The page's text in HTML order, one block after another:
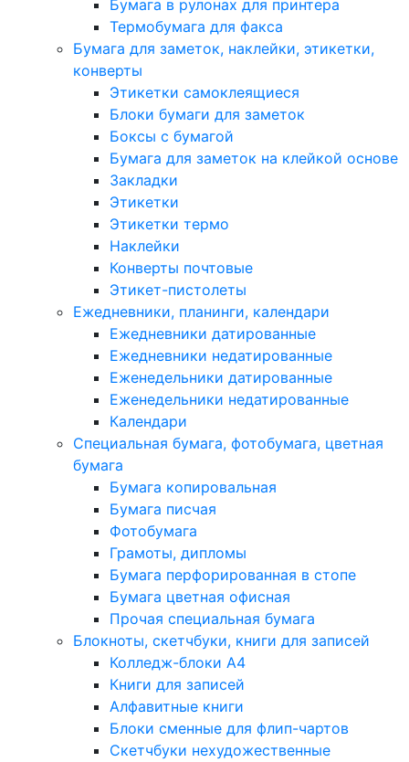
Бумага в рулонах для принтера
Термобумага для факса
Бумага для заметок, наклейки, этикетки,
конверты
Этикетки самоклеящиеся
Блоки бумаги для заметок
Боксы с бумагой
Бумага для заметок на клейкой основе
Закладки
Этикетки
Этикетки термо
Наклейки
Конверты почтовые
Этикет-пистолеты
Ежедневники, планинги, календари
Ежедневники датированные
Ежедневники недатированные
Еженедельники датированные
Еженедельники недатированные
Календари
Специальная бумага, фотобумага, цветная
бумага
Бумага копировальная
Бумага писчая
Фотобумага
Грамоты, дипломы
Бумага перфорированная в стопе
Бумага цветная офисная
Прочая специальная бумага
Блокноты, скетчбуки, книги для записей
Колледж-блоки А4
Книги для записей
Алфавитные книги
Блоки сменные для флип-чартов
Скетчбуки нехудожественные